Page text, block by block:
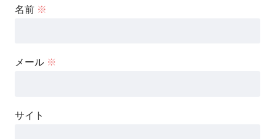
名前 ※
メール ※
サイト